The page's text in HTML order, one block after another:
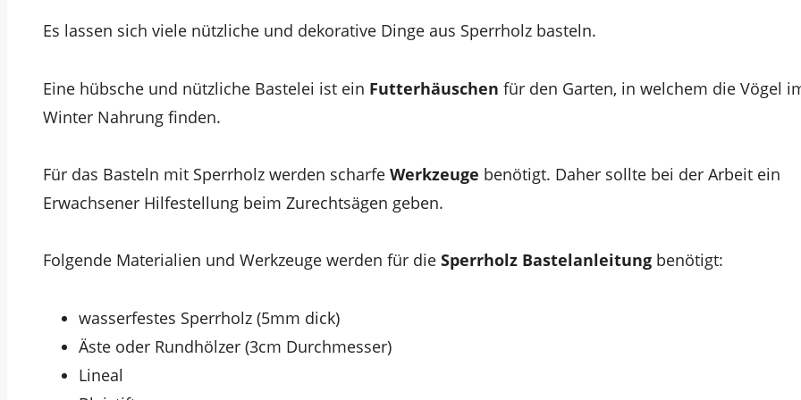
Es lassen sich viele nützliche und dekorative Dinge aus Sperrholz basteln.
Eine hübsche und nützliche Bastelei ist ein Futterhäuschen für den Garten, in welchem die Vögel
Winter Nahrung finden.
Für das Basteln mit Sperrholz werden scharfe Werkzeuge benötigt. Daher sollte bei der Arbeit ein
Erwachsener Hilfestellung beim Zurechtsägen geben.
Folgende Materialien und Werkzeuge werden für die Sperrholz Bastelanleitung benötigt:
wasserfestes Sperrholz (5mm dick)
Äste oder Rundhölzer (3cm Durchmesser)
Lineal